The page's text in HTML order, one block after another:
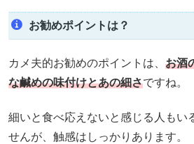
お勧めポイントは？
カメ夫的お勧めのポイントは、 お酒
な鹹めの味付けとあの細さですね。
細いと食べ応えないと感じる人もい
せんが、触感はしっかりあります。